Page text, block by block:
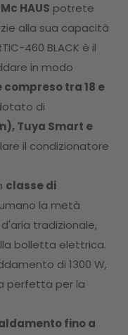
HAUS potrete
alla sua capacità
460 BLACK è il
in modo
tra 18 e
di
Tuya Smart e
il condizionatore
classe di
la metà
tradizionale,
bolletta elettrica.
di 1300 W,
perfetta per la
fino a